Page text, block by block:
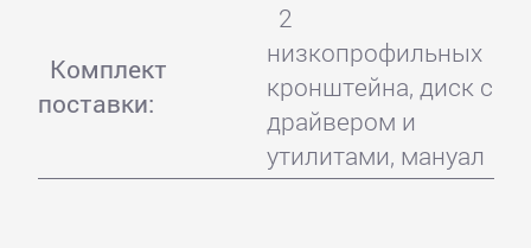
Комплект
поставки:
2
низкопрофильных
кронштейна, диск с
драйвером и
утилитами, мануал